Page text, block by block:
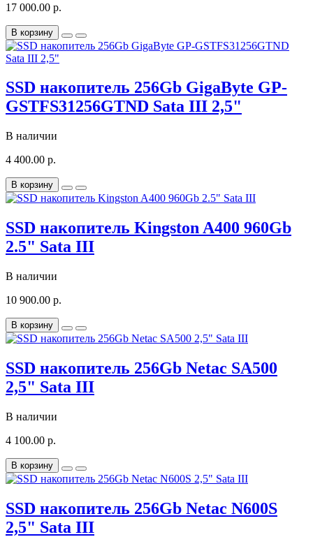
17 000.00 р.
В корзину
SSD накопитель 256Gb GigaByte GP-
GSTFS31256GTND Sata III 2,5"
В наличии
4 400.00 р.
В корзину
SSD накопитель Kingston A400 960Gb
2.5" Sata III
В наличии
10 900.00 р.
В корзину
SSD накопитель 256Gb Netac SA500
2,5" Sata III
В наличии
4 100.00 р.
В корзину
SSD накопитель 256Gb Netac N600S
2,5" Sata III